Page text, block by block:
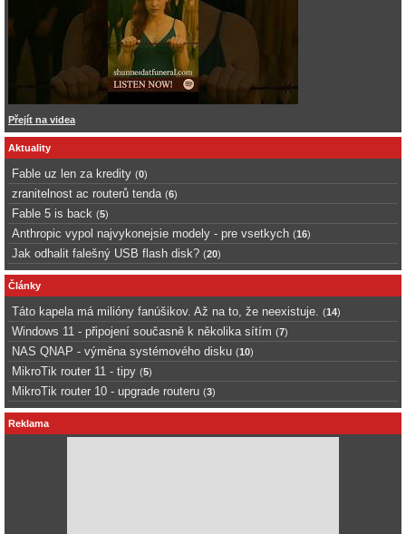
Přejít na videa
Aktuality
Fable uz len za kredity (0)
zranitelnost ac routerů tenda (6)
Fable 5 is back (5)
Anthropic vypol najvykonejsie modely - pre vsetkych (16)
Jak odhalit falešný USB flash disk? (20)
Články
Táto kapela má milióny fanúšikov. Až na to, že neexistuje. (14)
Windows 11 - připojení současně k několika sítím (7)
NAS QNAP - výměna systémového disku (10)
MikroTik router 11 - tipy (5)
MikroTik router 10 - upgrade routeru (3)
Reklama